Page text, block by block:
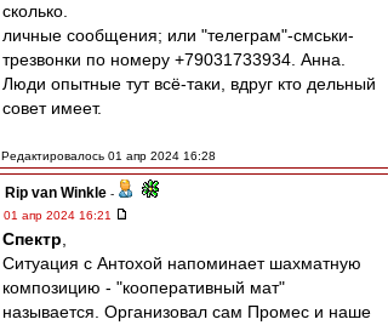
сколько.
личные сообщения; или "телеграм"-смськи-
трезвонки по номеру +79031733934. Анна.
Люди опытные тут всё-таки, вдруг кто дельный
совет имеет.
Редактировалось 01 апр 2024 16:28
Rip van Winkle -
01 апр 2024 16:21
Спектр
Ситуация с Антохой напоминает шахматную
композицию - "кооперативный мат"
называется. Организовал сам Промес и наше